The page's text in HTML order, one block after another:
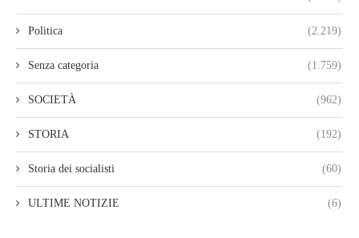
Politica (2.219)
Senza categoria (1.759)
SOCIETÀ (962)
STORIA (192)
Storia dei socialisti (60)
ULTIME NOTIZIE (6)